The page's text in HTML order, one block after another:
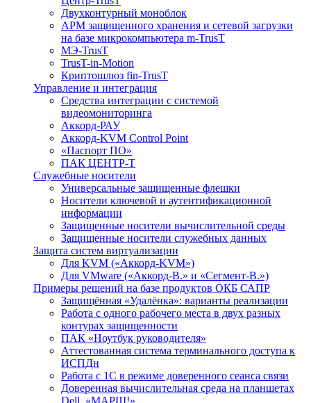
Двухконтурный моноблок
АРМ защищенного хранения и сетевой загрузки
на базе микрокомпьютера m-TrusT
МЭ-TrusT
TrusT-in-Motion
Криптошлюз fin-TrusT
Управление и интеграция
Средства интеграции с системой
видеомониторинга
Аккорд-РАУ
Аккорд-KVM Control Point
«Паспорт ПО»
ПАК ЦЕНТР-Т
Служебные носители
Универсальные защищенные флешки
Носители ключевой и аутентификационной
информации
Защищенные носители вычислительной среды
Защищенные носители служебных данных
Защита систем виртуализации
Для KVM («Аккорд-KVM»)
Для VMware («Аккорд-В.» и «Сегмент-В.»)
Примеры решений на базе продуктов ОКБ САПР
Защищённая «Удалёнка»: варианты реализации
Работа с одного рабочего места в двух разных
контурах защищенности
ПАК «Ноутбук руководителя»
Аттестованная система терминального доступа к
ИСПДн
Работа с 1С в режиме доверенного сеанса связи
Доверенная вычислительная среда на планшетах
Dell. «МАРШ!»